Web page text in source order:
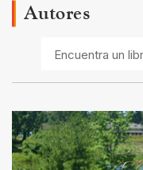
Autores
libro
autor